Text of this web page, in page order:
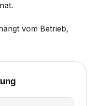
vom Betrieb,